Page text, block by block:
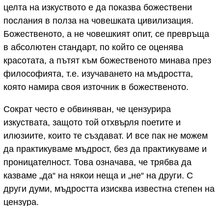
целта на изкуството е да показва божествени
послания в полза на човешката цивилизация.
Божественото, а не човешкият опит, се превръща
в абсолютен стандарт, по който се оценява
красотата, а пътят към божественото минава през
философията, т.е. изучаването на мъдростта,
която намира своя източник в божественото.
Сократ често е обвиняван, че цензурира
изкуствата, защото той отхвърля поетите и
илюзиите, които те създават. И все пак не можем
да практикуваме мъдрост, без да практикуваме и
проницателност. Това означава, че трябва да
казваме „да“ на някои неща и „не“ на други. С
други думи, мъдростта изисква известна степен на
цензура.